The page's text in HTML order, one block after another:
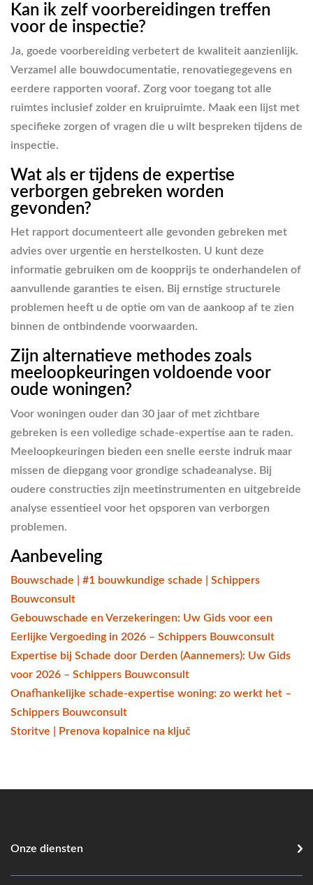
Kan ik zelf voorbereidingen treffen
voor de inspectie?
Ja, goede voorbereiding verbetert de kwaliteit aanzienlijk.
Verzamel alle bouwdocumentatie, renovatiegegevens en
eerdere rapporten vooraf. Zorg voor toegang tot alle
ruimtes inclusief zolder en kruipruimte. Maak een lijst met
specifieke zorgen of vragen die u wilt bespreken tijdens de
inspectie.
Wat als er tijdens de expertise
verborgen gebreken worden
gevonden?
Het rapport documenteert alle gevonden gebreken met
advies over urgentie en herstelkosten. U kunt deze
informatie gebruiken om de koopprijs te onderhandelen of
aanvullende garanties te eisen. Bij ernstige structurele
problemen heeft u de optie om van de aankoop af te zien
binnen de ontbindende voorwaarden.
Zijn alternatieve methodes zoals
meeloopkeuringen voldoende voor
oude woningen?
Voor woningen ouder dan 30 jaar of met zichtbare
gebreken is een volledige schade-expertise aan te raden.
Meeloopkeuringen bieden een snelle eerste indruk maar
missen de diepgang voor grondige schadeanalyse. Bij
oudere constructies zijn meetinstrumenten en uitgebreide
analyse essentieel voor het opsporen van verborgen
problemen.
Aanbeveling
Bouwschade | #1 bouwkundige schade | Schippers
Bouwconsult
Gebouwschade en Verzekeringen: Uw Gids voor een
Eerlijke Vergoeding in 2026 – Schippers Bouwconsult
Expertise bij Schade door Derden (Aannemers): Uw Gids
voor 2026 – Schippers Bouwconsult
Onafhankelijke schade-expertise woning: zo werkt het –
Schippers Bouwconsult
Storitve | Prenova kopalnice na ključ
Onze diensten